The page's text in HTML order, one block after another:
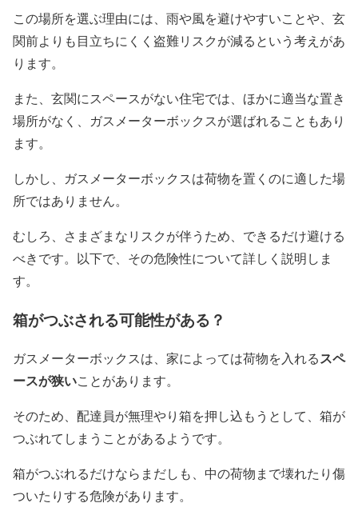
この場所を選ぶ理由には、雨や風を避けやすいことや、玄
関前よりも目立ちにくく盗難リスクが減るという考えがあ
ります。
また、玄関にスペースがない住宅では、ほかに適当な置き
場所がなく、ガスメーターボックスが選ばれることもあり
ます。
しかし、ガスメーターボックスは荷物を置くのに適した場
所ではありません。
むしろ、さまざまなリスクが伴うため、できるだけ避ける
べきです。以下で、その危険性について詳しく説明しま
す。
箱がつぶされる可能性がある？
ガスメーターボックスは、家によっては荷物を入れるスペ
ースが狭いことがあります。
そのため、配達員が無理やり箱を押し込もうとして、箱が
つぶれてしまうことがあるようです。
箱がつぶれるだけならまだしも、中の荷物まで壊れたり傷
ついたりする危険があります。